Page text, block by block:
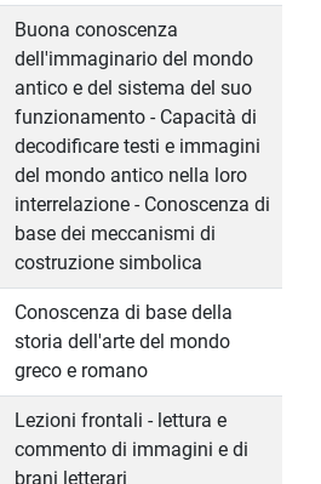
Buona conoscenza
dell'immaginario del mondo
antico e del sistema del suo
funzionamento - Capacità di
decodificare testi e immagini
del mondo antico nella loro
interrelazione - Conoscenza di
base dei meccanismi di
costruzione simbolica
Conoscenza di base della
storia dell'arte del mondo
greco e romano
Lezioni frontali - lettura e
commento di immagini e di
brani letterari